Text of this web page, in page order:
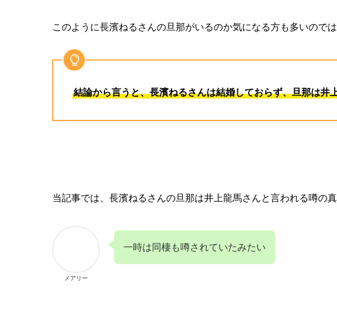
このように長濱ねるさんの旦那がいるのか気になる方も多いのでは
結論から言うと、長濱ねるさんは結婚しておらず、旦那は井
当記事では、長濱ねるさんの旦那は井上龍馬さんと言われる噂の
メアリー
一時は同棲も噂されていたみたい